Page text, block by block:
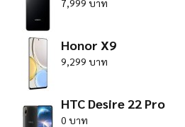
7,999 บาท
Honor X9
9,299 บาท
HTC Desire 22 Pro
0 บาท